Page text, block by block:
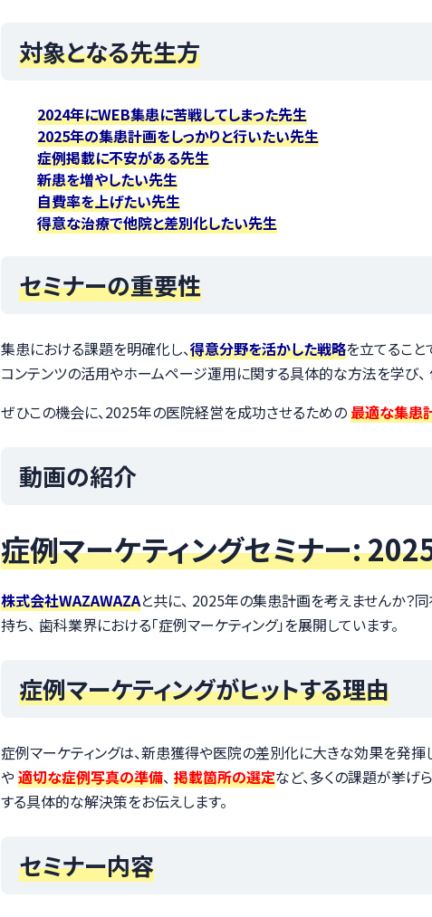
対象となる先生方
2024年にWEB集患に苦戦してしまった先生
2025年の集患計画をしっかりと行いたい先生
症例掲載に不安がある先生
新患を増やしたい先生
自費率を上げたい先生
得意な治療で他院と差別化したい先生
セミナーの重要性
集患における課題を明確化し、得意分野を活かした戦略を立てること
コンテンツの活用やホームページ運用に関する具体的な方法を学び、
ぜひこの機会に、2025年の医院経営を成功させるための最適な集患
動画の紹介
症例マーケティングセミナー:
株式会社WAZAWAZAと共に、 2025年の集患計画を考えませんか？同
持ち、 歯科業界における「症例マーケティング」を展開しています。
症例マーケティングがヒットする理由
症例マーケティングは、新患獲得や医院の差別化に大きな効果を発揮し
や適切な症例写真の準備、 掲載箇所の選定など、多くの課題が挙げ
する具体的な解決策をお伝えします。
セミナー内容